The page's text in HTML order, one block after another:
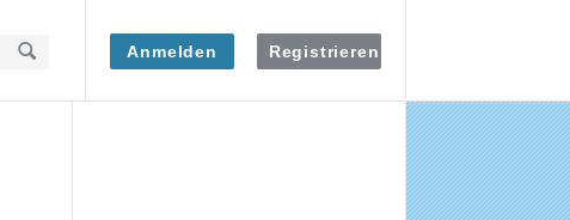
Anmelden Registrieren
Seitenleiste